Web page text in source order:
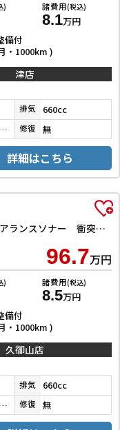
) 諸費用(税込)
8.1万円
備付
・1000km )
津店
排気 660cc
スムースグレーマイカメタリック 修復 無
詳細はこちら
X ETC バックカメラ ナビ TV クリアランスソナー 衝突被害軽減システム オートライト スマートキー アイドリングストップ 電動格納ミラー スカイフィールトップ ESC CD Bluetooth
96.7万円
) 諸費用(税込)
8.5万円
備付
・1000km )
久御山店
排気 660cc
サンドベージュメタリック 修復 無